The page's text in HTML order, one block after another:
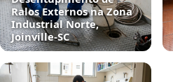
Ralos Externos na Zona
Industrial Norte,
Joinville‑SC